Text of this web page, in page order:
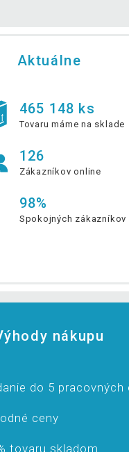
Aktuálne
465 148 ks
Tovaru máme na sklade
126
Zákazníkov online
98%
Spokojných zákazníkov
nákupu
do 5 pracovných
ceny
tovaru skladom